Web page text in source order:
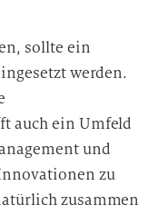
sollte ein
werden.
auch ein Umfeld
und
zu
zusammen